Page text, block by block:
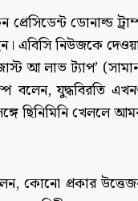
প্রেসিডেন্ট ডোনাল্ড
এবিসি নিউজকে
আ লাভ ট্যাপ’
বলেন, যুদ্ধবিরতি
ছিনিমিনি খেললে
কোনো প্রকার